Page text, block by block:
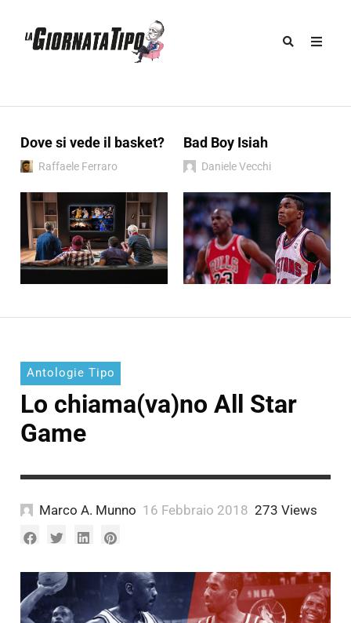
Dove si vede il basket?
Raffaele Ferraro
Bad Boy Isiah
Daniele Vecchi
Antologie Tipo
Lo chiama(va)no All Star
Game
Marco A. Munno 16 Febbraio 2018 273 Views